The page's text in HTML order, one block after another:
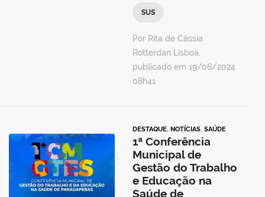
SUS
Por Rita de Cássia
Rotterdan Lisboa,
publicado em 19/06/2024
08h41
DESTAQUE, NOTÍCIAS, SAÚDE
1ª Conferência
Municipal de
Gestão do Trabalho
e Educação na
Saúde de